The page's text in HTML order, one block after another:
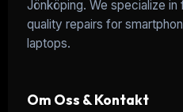
Jönköping. We specialize in
quality repairs for
laptops.
Om Oss & Kontakt